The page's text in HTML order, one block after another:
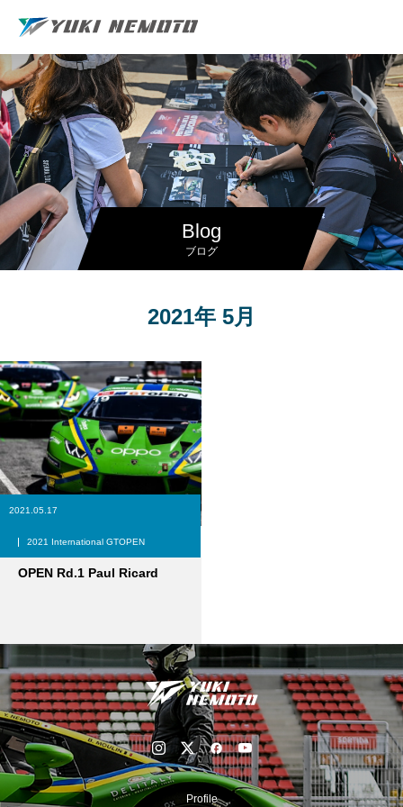
Blog
ブログ
2021年 5月
2021.05.17
2021 International GTOPEN
2021 International GT
OPEN Rd.1 Paul Ricard
Profile